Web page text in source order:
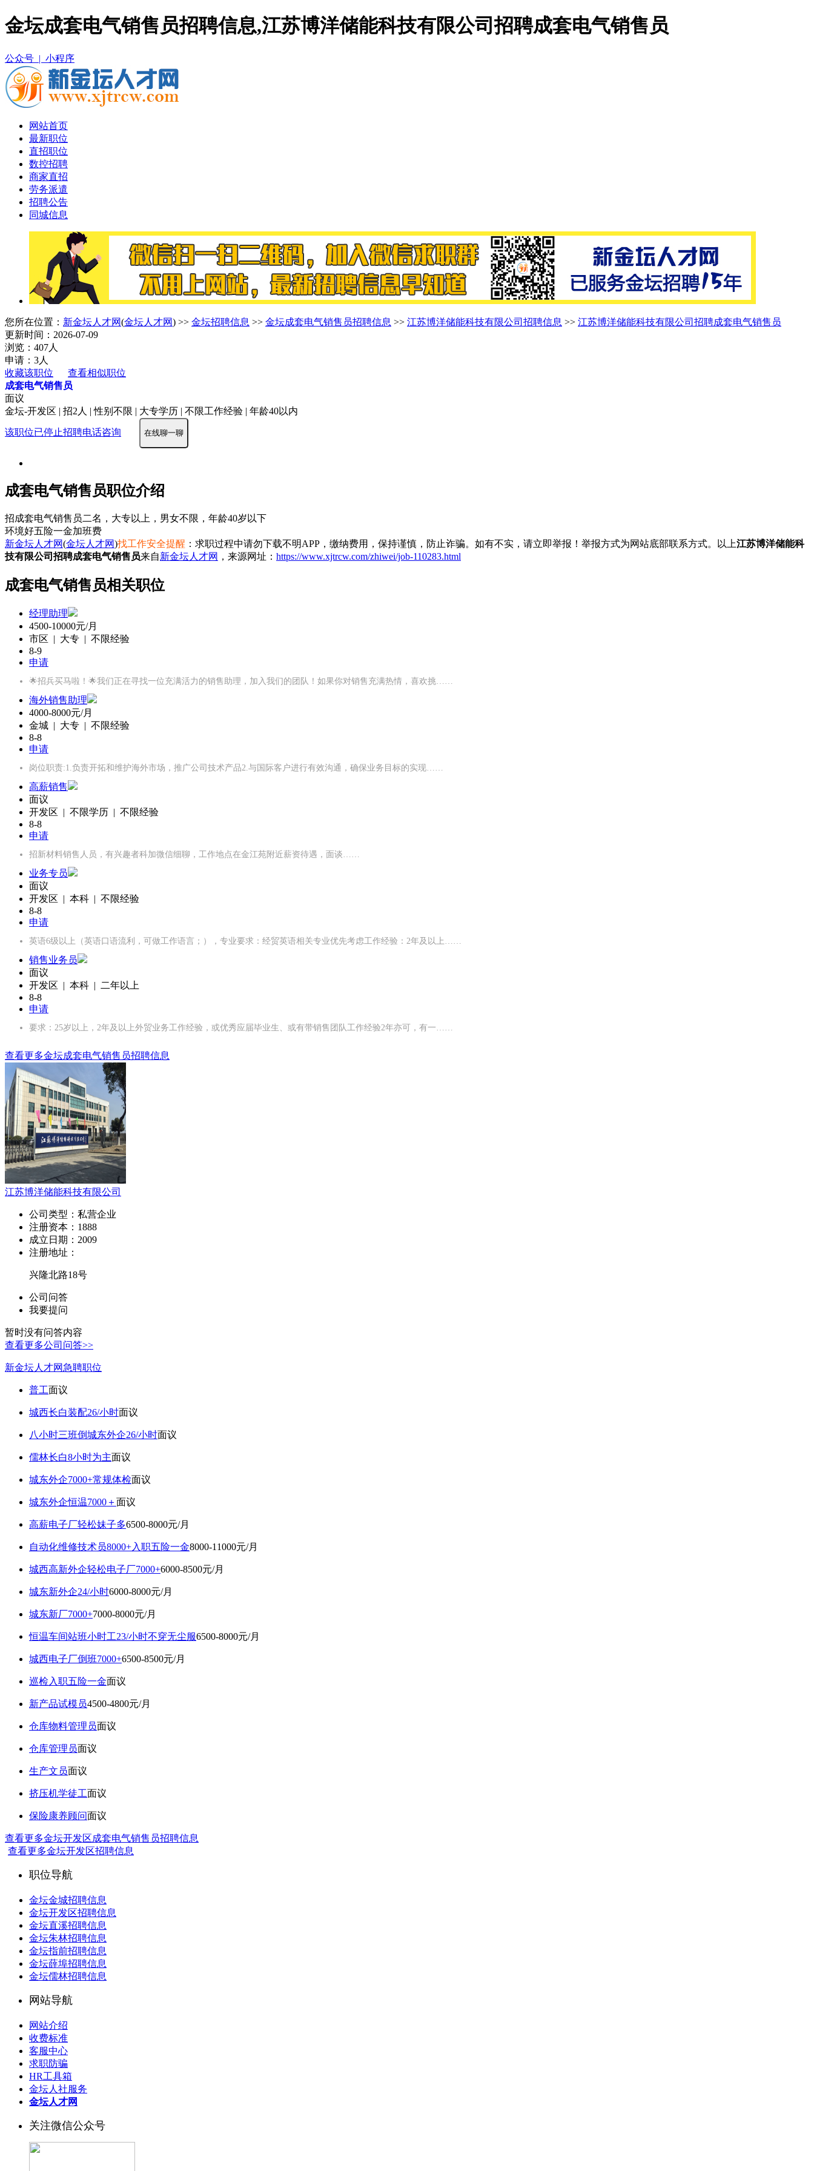
金坛成套电气销售员招聘信息,江苏博洋储能科技有限公司招聘成套电气销售员
公众号 | 小程序
网站首页
最新职位
直招职位
数控招聘
商家直招
劳务派遣
招聘公告
同城信息
您所在位置： 新金坛人才网(金坛人才网) >> 金坛招聘信息 >> 金坛成套电气销售员招聘信息 >> 江苏博洋储能科技有限公司招聘信息 >> 江苏博洋储能科技有限公司招聘成套电气销售员
更新时间：2026-07-09
浏览：407人
申请：3人
收藏该职位
查看相似职位
成套电气销售员
面议
金坛-开发区 | 招2人 | 性别不限 | 大专学历 | 不限工作经验 | 年龄40以内
该职位已停止招聘电话咨询 在线聊一聊
成套电气销售员职位介绍
招成套电气销售员二名，大专以上，男女不限，年龄40岁以下
环境好五险一金加班费
新金坛人才网(金坛人才网)找工作安全提醒 ：求职过程中请勿下载不明APP，缴纳费用，保持谨慎，防止诈骗。如有不实，请立即举报！举报方式为网站底部联系方式。以上江苏博洋储能科
技有限公司招聘成套电气销售员来自新金坛人才网 ，来源网址： https://www.xjtrcw.com/zhiwei/job-110283.html
成套电气销售员相关职位
经理助理
4500-10000元/月
市区 | 大专 | 不限经验
8-9
申请
🌟招兵买马啦！🌟我们正在寻找一位充满活力的销售助理，加入我们的团队！如果你对销售充满热情，喜欢挑……
海外销售助理
4000-8000元/月
金城 | 大专 | 不限经验
8-8
申请
岗位职责:1.负责开拓和维护海外市场，推广公司技术产品2.与国际客户进行有效沟通，确保业务目标的实现……
高薪销售
面议
开发区 | 不限学历 | 不限经验
8-8
申请
招新材料销售人员，有兴趣者科加微信细聊，工作地点在金江苑附近薪资待遇，面谈……
业务专员
面议
开发区 | 本科 | 不限经验
8-8
申请
英语6级以上（英语口语流利，可做工作语言；），专业要求：经贸英语相关专业优先考虑工作经验：2年及以上……
销售业务员
面议
开发区 | 本科 | 二年以上
8-8
申请
要求：25岁以上，2年及以上外贸业务工作经验，或优秀应届毕业生、或有带销售团队工作经验2年亦可，有一……
查看更多金坛成套电气销售员招聘信息
江苏博洋储能科技有限公司
公司类型： 私营企业
注册资本： 1888
成立日期： 2009
注册地址：
兴隆北路18号
公司问答
我要提问
暂时没有问答内容
查看更多公司问答>>
新金坛人才网急聘职位
普工面议
城西长白装配26/小时面议
八小时三班倒城东外企26/小时面议
儒林长白8小时为主面议
城东外企7000+常规体检面议
城东外企恒温7000＋面议
高薪电子厂轻松妹子多6500-8000元/月
自动化维修技术员8000+入职五险一金8000-11000元/月
城西高新外企轻松电子厂7000+6000-8500元/月
城东新外企24/小时6000-8000元/月
城东新厂7000+7000-8000元/月
恒温车间站班小时工23/小时不穿无尘服6500-8000元/月
城西电子厂倒班7000+6500-8500元/月
巡检入职五险一金面议
新产品试模员4500-4800元/月
仓库物料管理员面议
仓库管理员面议
生产文员面议
挤压机学徒工面议
保险康养顾问面议
查看更多金坛开发区成套电气销售员招聘信息
查看更多金坛开发区招聘信息
职位导航
金坛金城招聘信息
金坛开发区招聘信息
金坛直溪招聘信息
金坛朱林招聘信息
金坛指前招聘信息
金坛薛埠招聘信息
金坛儒林招聘信息
网站导航
网站介绍
收费标准
客服中心
求职防骗
HR工具箱
金坛人社服务
金坛人才网
关注微信公众号